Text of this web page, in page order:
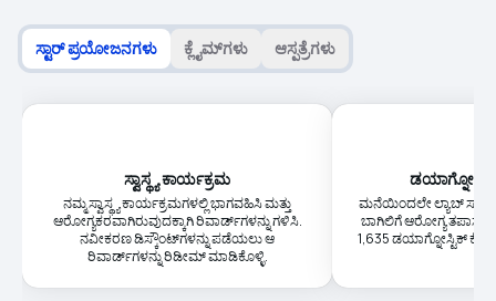
ಸ್ಟಾರ್ ಪ್ರಯೋಜನಗಳು ಕ್ಲೈಮ್‌ಗಳು ಆಸ್ಪತ್ರೆಗಳು
ಸ್ವಾಸ್ಥ್ಯ ಕಾರ್ಯಕ್ರಮ
ನಮ್ಮ ಸ್ವಾಸ್ಥ್ಯ ಕಾರ್ಯಕ್ರಮಗಳಲ್ಲಿ ಭಾಗವಹಿಸಿ ಮತ್ತು
ಆರೋಗ್ಯಕರವಾಗಿರುವುದಕ್ಕಾಗಿ ರಿವಾರ್ಡ್‌ಗಳನ್ನು ಗಳಿಸಿ.
ನವೀಕರಣ ಡಿಸ್ಕೌಂಟ್‌ಗಳನ್ನು ಪಡೆಯಲು ಆ
ರಿವಾರ್ಡ್‌ಗಳನ್ನು ರಿಡೀಮ್ ಮಾಡಿಕೊಳ್ಳಿ.
ಡಯಾಗ್ನೋಸ್ಟಿಕ್
ಮನೆಯಿಂದಲೇ ಲ್ಯಾಬ್
ಬಾಗಿಲಿಗೆ ಆರೋಗ್ಯ
1,635 ಡಯಾಗ್ನೋಸ್ಟಿಕ್